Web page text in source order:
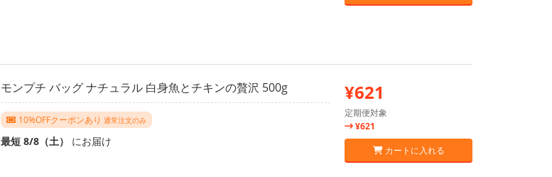
モンプチ バッグ ナチュラル 白身魚とチキンの贅沢 500g
10%OFFクーポンあり 通常注文のみ
最短 8/8（土） にお届け
¥621
定期便対象
¥621
カートに入れる